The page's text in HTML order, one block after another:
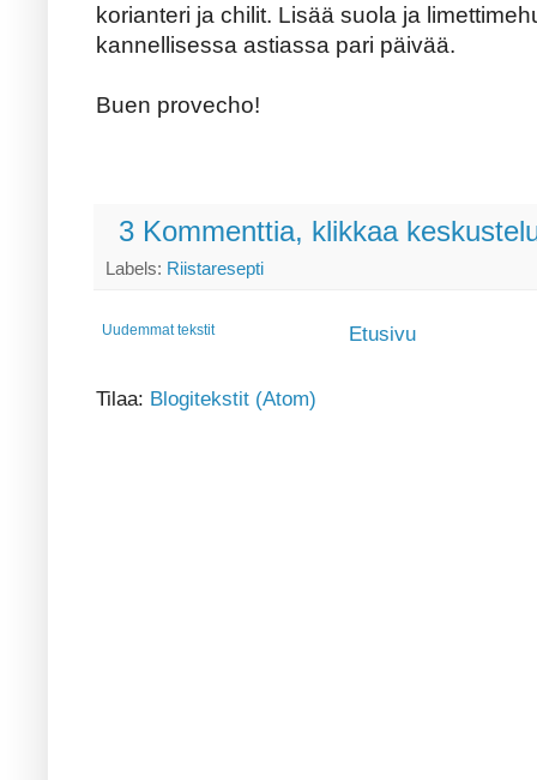
korianteri ja chilit. Lisää suola ja
kannellisessa astiassa pari päivää.
Buen provecho!
3 Kommenttia, klikkaa
Labels: Riistaresepti
Uudemmat tekstit Etusivu
Tilaa: Blogitekstit (Atom)